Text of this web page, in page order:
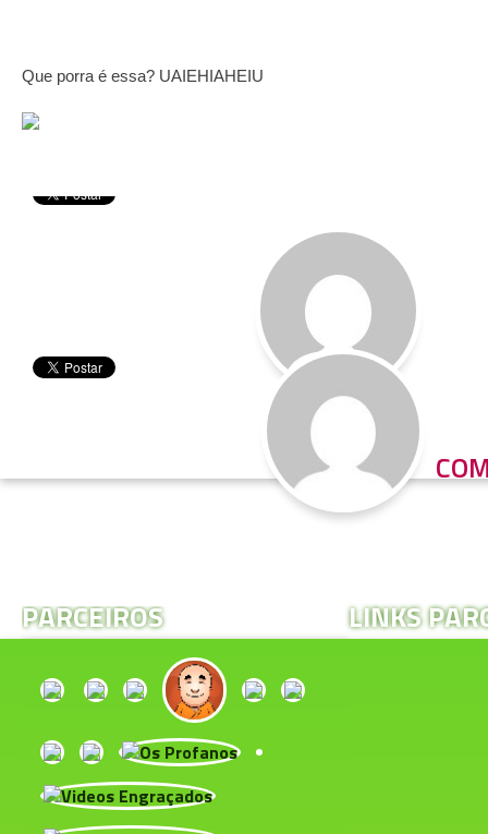
Que porra é essa? UAIEHIAHEIU
PARCEIROS LINKS